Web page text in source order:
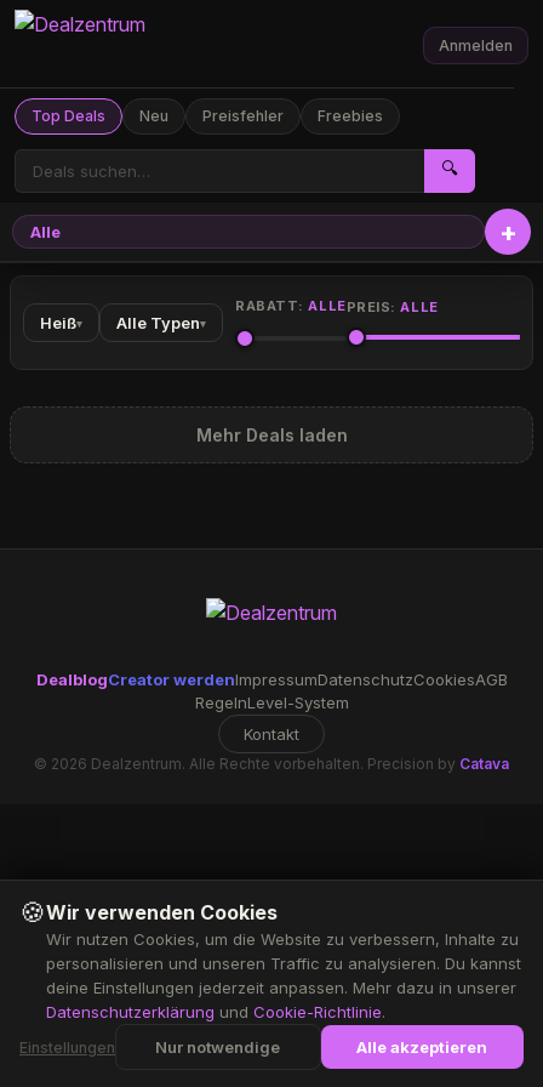
Top Deals Neu Preisfehler Freebies
🔍
Anmelden
Alle
Heiß▾ Alle Typen▾
RABATT:ALLEPREIS:ALLE
Mehr Deals laden
DealblogCreator werdenImpressumDatenschutzCookiesAGB
RegelnLevel-System
Kontakt
© 2026 Dealzentrum. Alle Rechte vorbehalten. Precision by Catava
🍪Wir verwenden Cookies
Wir nutzen Cookies, um die Website zu verbessern, Inhalte zu
personalisieren und unseren Traffic zu analysieren. Du kannst
deine Einstellungen jederzeit anpassen. Mehr dazu in unserer
Datenschutzerklärung und Cookie-Richtlinie.
Einstellungen Nur notwendige Alle akzeptieren